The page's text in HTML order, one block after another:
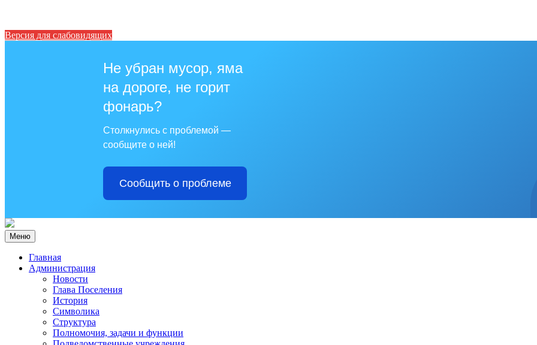
Версия для слабовидящих
Не убран мусор, яма
на дороге, не горит
фонарь?
Столкнулись с проблемой —
сообщите о ней!
Сообщить о проблеме
Меню
Главная
Администрация
Новости
Глава Поселения
История
Символика
Структура
Полномочия, задачи и функции